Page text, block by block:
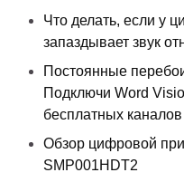
Что делать, если у
запаздывает звук
Постоянные
Подключи Word
бесплатных
Обзор цифровой
SMP001HDT2